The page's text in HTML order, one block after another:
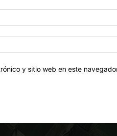
y sitio web en este